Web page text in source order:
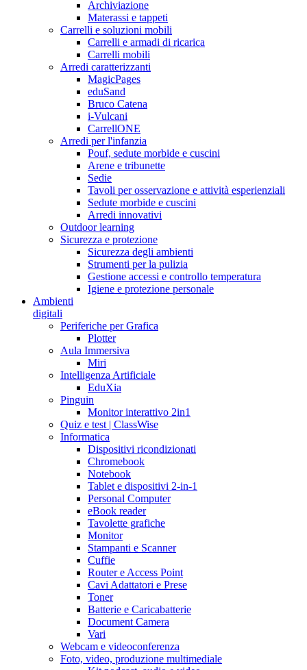
Archiviazione
Materassi e tappeti
Carrelli e soluzioni mobili
Carrelli e armadi di ricarica
Carrelli mobili
Arredi caratterizzanti
MagicPages
eduSand
Bruco Catena
i-Vulcani
CarrellONE
Arredi per l'infanzia
Pouf, sedute morbide e cuscini
Arene e tribunette
Sedie
Tavoli per osservazione e attività esperienziali
Sedute morbide e cuscini
Arredi innovativi
Outdoor learning
Sicurezza e protezione
Sicurezza degli ambienti
Strumenti per la pulizia
Gestione accessi e controllo temperatura
Igiene e protezione personale
Ambienti
digitali
Periferiche per Grafica
Plotter
Aula Immersiva
Miri
Intelligenza Artificiale
EduXia
Pinguin
Monitor interattivo 2in1
Quiz e test | ClassWise
Informatica
Dispositivi ricondizionati
Chromebook
Notebook
Tablet e dispositivi 2-in-1
Personal Computer
eBook reader
Tavolette grafiche
Monitor
Stampanti e Scanner
Cuffie
Router e Access Point
Cavi Adattatori e Prese
Toner
Batterie e Caricabatterie
Document Camera
Vari
Webcam e videoconferenza
Foto, video, produzione multimediale